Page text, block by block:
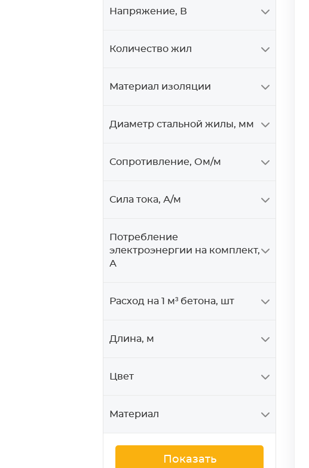
Напряжение, В
Количество жил
Материал изоляции
Диаметр стальной жилы, мм
Сопротивление, Ом/м
Сила тока, А/м
Потребление
электроэнергии на комплект,
А
Расход на 1 м³ бетона, шт
Длина, м
Цвет
Материал